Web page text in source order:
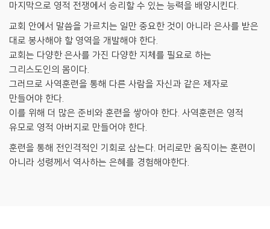
마지막으로 영적 전쟁에서 승리할 수 있는 능력을 배양시킨다.
교회 안에서 말씀을 가르치는 일만 중요한 것이 아니라 은사를 받은
대로 봉사해야 할 영역을 개발해야 한다.
교회는 다양한 은사를 가진 다양한 지체를 필요로 하는
그리스도인의 몸이다.
그러므로 사역훈련을 통해 다른 사람을 자신과 같은 제자로
만들어야 한다.
이를 위해 더 많은 준비와 훈련을 쌓아야 한다. 사역훈련은 영적
유모로 영적 아버지로 만들어야 한다.
훈련을 통해 전인격적인 기회로 삼는다. 머리로만 움직이는 훈련이
아니라 성령께서 역사하는 은혜를 경험해야한다.